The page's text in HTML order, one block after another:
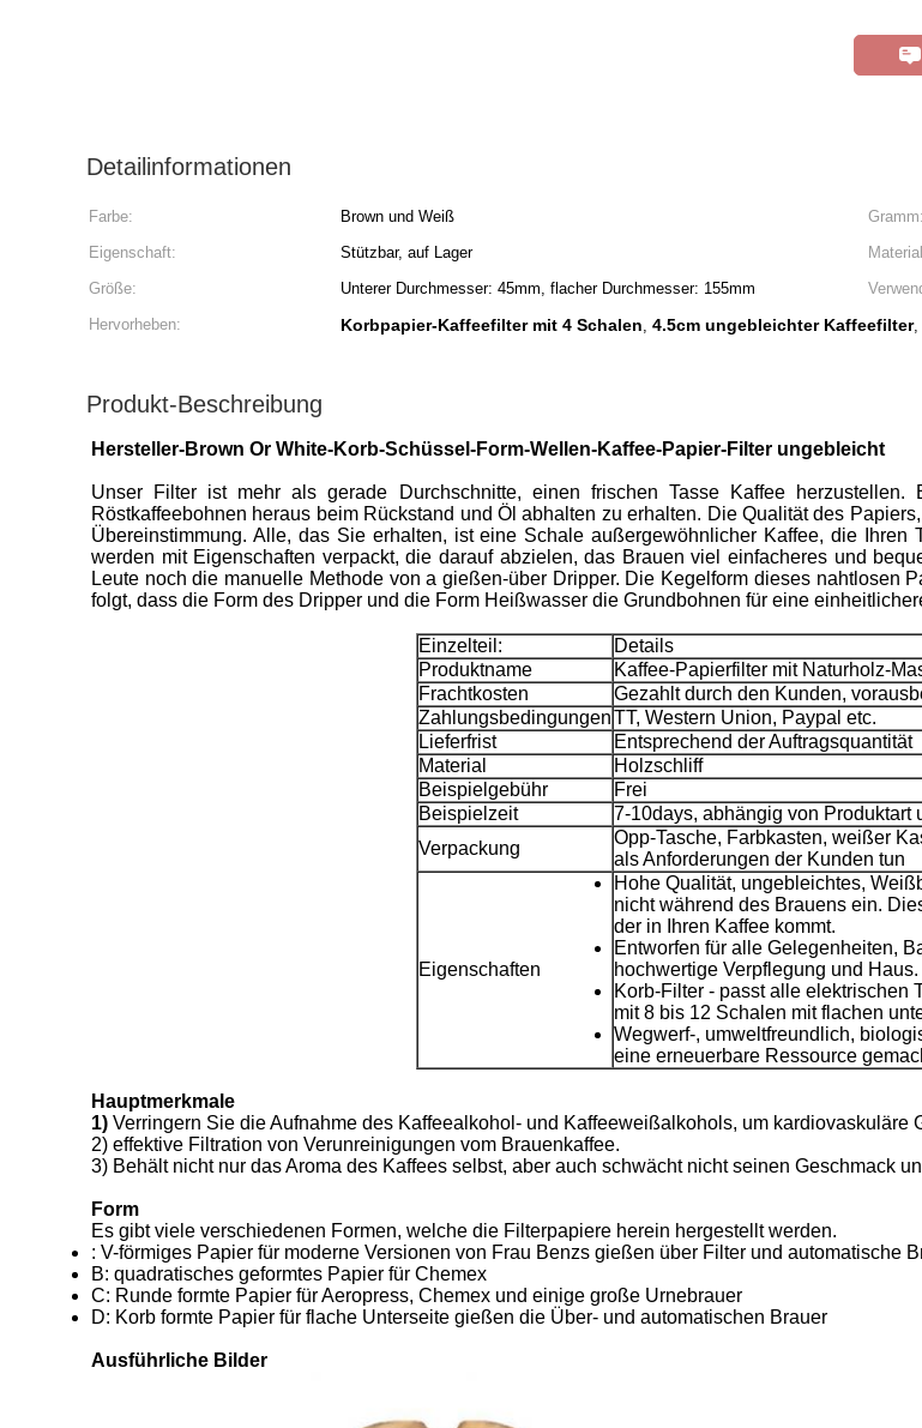
Detailinformationen
Farbe: Brown und Weiß Gramm:
Eigenschaft:
Stützbar, auf Lager
Größe:
Unterer Durchmesser: 45mm, flacher Durchmesser: 155mm
Hervorheben:
Korbpapier-Kaffeefilter mit 4 Schalen, 4.5cm ungebleichter Kaffeefilter,
Produkt-Beschreibung
Hersteller-Brown Or White-Korb-Schüssel-Form-Wellen-Kaffee-Papier-Filter ungebleicht
Unser Filter ist mehr als gerade Durchschnitte, einen frischen Tasse Kaffee
Röstkaffeebohnen heraus beim Rückstand und Öl abhalten zu erhalten. Die Qualität des
Übereinstimmung. Alle, das Sie erhalten, ist eine Schale außergewöhnlicher Kaffee, die
werden mit Eigenschaften verpackt, die darauf abzielen, das Brauen viel einfacheres und
Leute noch die manuelle Methode von a gießen-über Dripper. Die Kegelform dieses nahtlosen
folgt, dass die Form des Dripper und die Form Heißwasser die Grundbohnen für eine
Einzelteil:
Details
Produktname
Kaffee-Papierfilter mit Naturholz-
Frachtkosten
Gezahlt durch den Kunden,
ZahlungsbedingungenTT, Western Union, Paypal etc.
Lieferfrist
Entsprechend der Auftragsquantität
Material
Holzschliff
Beispielgebühr
Frei
Beispielzeit
7-10days, abhängig von Produktart
Verpackung
Opp-Tasche, Farbkasten, weißer
als Anforderungen der Kunden tun
Eigenschaften
Hohe Qualität, ungebleichtes,
nicht während des Brauens ein.
der in Ihren Kaffee kommt.
Entworfen für alle Gelegenheiten,
hochwertige Verpflegung und Haus.
Korb-Filter - passt alle elektrischen
mit 8 bis 12 Schalen mit flachen
Wegwerf-, umweltfreundlich,
eine erneuerbare Ressource
Hauptmerkmale
1) Verringern Sie die Aufnahme des Kaffeealkohol- und Kaffeeweißalkohols, um kardiovaskuläre
2) effektive Filtration von Verunreinigungen vom Brauenkaffee.
3) Behält nicht nur das Aroma des Kaffees selbst, aber auch schwächt nicht seinen Geschmack
Form
Es gibt viele verschiedenen Formen, welche die Filterpapiere herein hergestellt werden.
: V-förmiges Papier für moderne Versionen von Frau Benzs gießen über Filter und automatische
B: quadratisches geformtes Papier für Chemex
C: Runde formte Papier für Aeropress, Chemex und einige große Urnebrauer
D: Korb formte Papier für flache Unterseite gießen die Über- und automatischen Brauer
Ausführliche Bilder